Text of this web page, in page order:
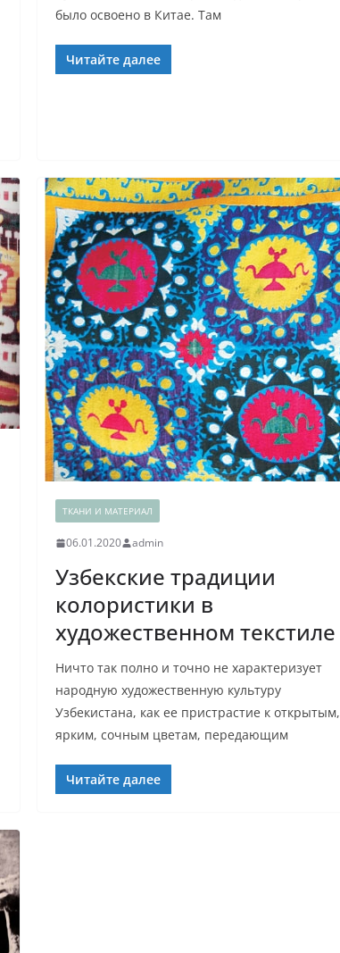
было освоено в Китае. Там
Читайте далее
ТКАНИ И МАТЕРИАЛ
06.01.2020 admin
Узбекские традиции
колористики в
художественном текстиле
Ничто так полно и точно не характеризует
народную художественную культуру
Узбекистана, как ее пристрастие к открытым,
ярким, сочным цветам, передающим
Читайте далее